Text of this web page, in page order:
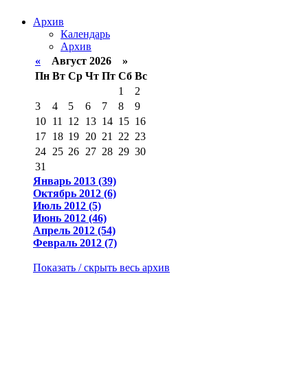
Архив
Календарь
Архив
« Август 2026 »
Пн Вт Ср Чт Пт Сб Вс
1
2
3
4 5 6 7 8
9
10 11 12 13 14 15 16
17 18 19 20 21 22 23
24 25 26 27 28 29 30
31
Январь 2013 (39)
Октябрь 2012 (6)
Июль 2012 (5)
Июнь 2012 (46)
Апрель 2012 (54)
Февраль 2012 (7)
Показать / скрыть весь архив